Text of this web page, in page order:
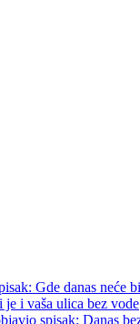
je i vaša ulica bez vode